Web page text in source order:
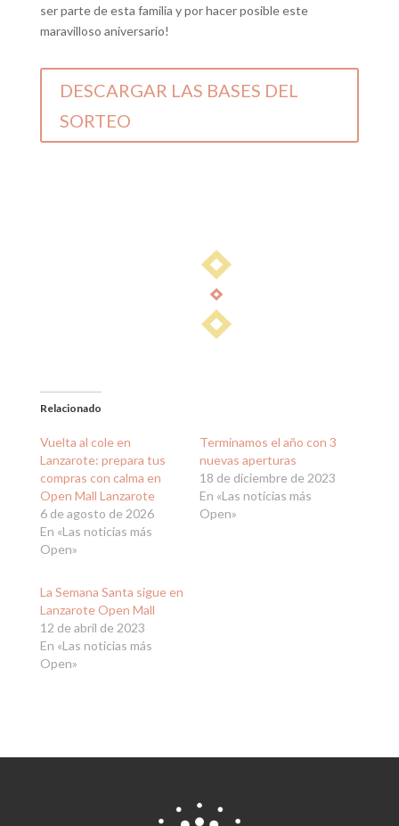
ser parte de esta familia y por hacer posible este
maravilloso aniversario!
DESCARGAR LAS BASES DEL
SORTEO
Relacionado
Vuelta al cole en
Lanzarote: prepara tus
compras con calma en
Open Mall Lanzarote
6 de agosto de 2026
En «Las noticias más
Open»
Terminamos el año con 3
nuevas aperturas
18 de diciembre de 2023
En «Las noticias más
Open»
La Semana Santa sigue en
Lanzarote Open Mall
12 de abril de 2023
En «Las noticias más
Open»